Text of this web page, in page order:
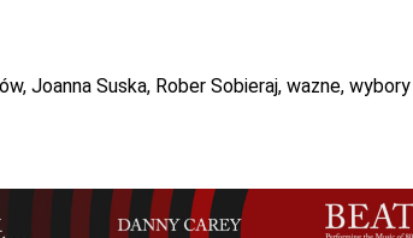
, Joanna Suska, Rober Sobieraj, wazne, wybory